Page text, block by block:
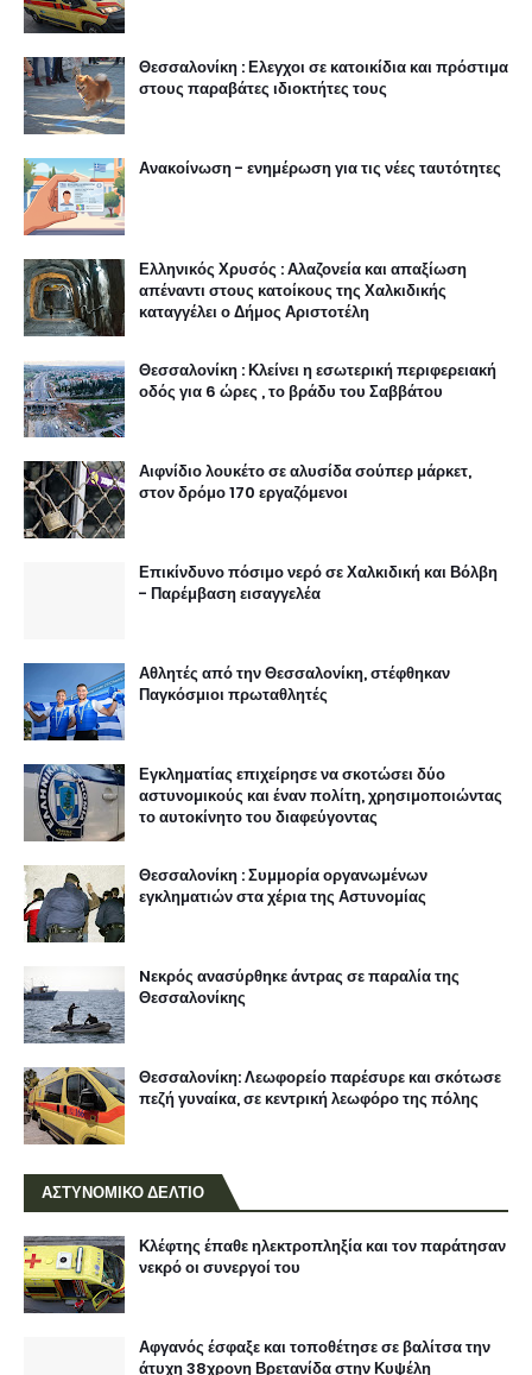
Θεσσαλονίκη : Ελεγχοι σε κατοικίδια και πρόστιμα
στους παραβάτες ιδιοκτήτες τους
Ανακοίνωση - ενημέρωση για τις νέες ταυτότητες
Ελληνικός Χρυσός : Αλαζονεία και απαξίωση
απέναντι στους κατοίκους της Χαλκιδικής
καταγγέλει ο Δήμος Αριστοτέλη
Θεσσαλονίκη : Κλείνει η εσωτερική περιφερειακή
οδός για 6 ώρες , το βράδυ του Σαββάτου
Αιφνίδιο λουκέτο σε αλυσίδα σούπερ μάρκετ,
στον δρόμο 170 εργαζόμενοι
Επικίνδυνο πόσιμο νερό σε Χαλκιδική και Βόλβη
- Παρέμβαση εισαγγελέα
Αθλητές από την Θεσσαλονίκη, στέφθηκαν
Παγκόσμιοι πρωταθλητές
Εγκληματίας επιχείρησε να σκοτώσει δύο
αστυνομικούς και έναν πολίτη, χρησιμοποιώντας
το αυτοκίνητο του διαφεύγοντας
Θεσσαλονίκη : Συμμορία οργανωμένων
εγκληματιών στα χέρια της Αστυνομίας
Nεκρός ανασύρθηκε άντρας σε παραλία της
Θεσσαλονίκης
Θεσσαλονίκη: Λεωφορείο παρέσυρε και σκότωσε
πεζή γυναίκα, σε κεντρική λεωφόρο της πόλης
ΑΣΤΥΝΟΜΙΚΟ ΔΕΛΤΙΟ
Κλέφτης έπαθε ηλεκτροπληξία και τον παράτησαν
νεκρό οι συνεργοί του
Αφγανός έσφαξε και τοποθέτησε σε βαλίτσα την
άτυχη 38χρονη Βρετανίδα στην Κυψέλη